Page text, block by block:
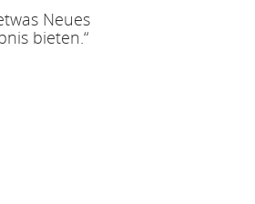
Neues
bieten.“